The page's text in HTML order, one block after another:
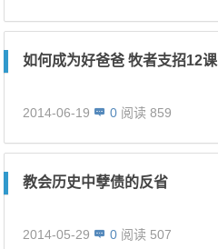
如何成为好爸爸 牧者支招12课
2014-06-19 0 阅读 859
教会历史中孽债的反省
2014-05-29 0 阅读 507